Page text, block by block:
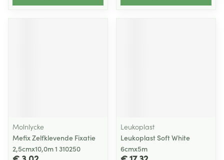
Molnlycke
Mefix Zelfklevende Fixatie
2,5cmx10,0m 1 310250
Leukoplast
Leukoplast Soft White
6cmx5m